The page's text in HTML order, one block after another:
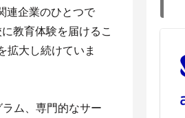
連企業のひとつで
教育体験を届けるこ
拡大し続けていま
ム、専門的なサー